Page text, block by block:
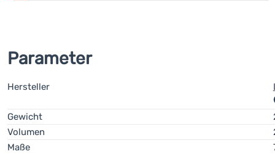
Parameter
Hersteller
Gewicht
Volumen
Maße